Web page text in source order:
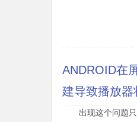
ANDROID在
建导致播放器
出现这个问题只